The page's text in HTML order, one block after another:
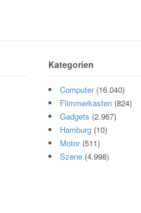
Kategorien
Computer(16.040)
Flimmerkasten (824)
Gadgets (2.967)
Hamburg (10)
Motor(511)
Szene (4.998)